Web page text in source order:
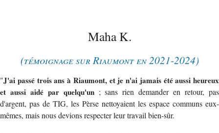
Maha K.
(témoignage sur Riaumont en 2021-2024)
"J'ai passé trois ans à Riaumont, et je n'ai jamais été aussi heureux
et aussi aidé par quelqu'un; sans rien demander en retour, pas
d'argent, pas de TIG, les Pèrse nettoyaient les espace communs eux-
mêmes, mais nous devions respecter leur travail bien-sûr.